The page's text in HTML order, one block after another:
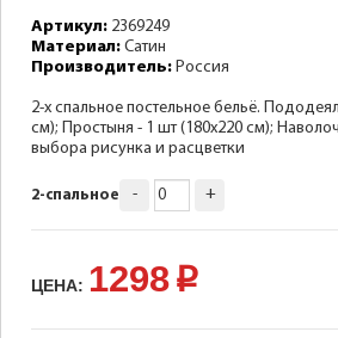
Артикул: 2369249
Материал: Сатин
Производитель: Россия
2-х спальное постельное бельё.
см); Простыня - 1 шт (180х220 см);
выбора рисунка и расцветки
2-спальное - +
ЦЕНА: 1298 p